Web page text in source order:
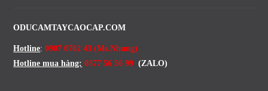
ODUCAMTAYCAOCAP.COM
Hotline:0907 0702 43 (Ms.Nhung)
Hotline mua hàng: 0377 56 56 99 (ZALO)